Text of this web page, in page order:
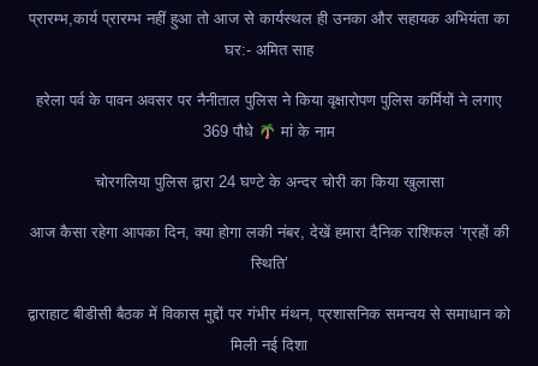
प्रारम्भ,कार्य प्रारम्भ नहीं हुआ तो आज से कार्यस्थल ही उनका और सहायक अभियंता का
घर:- अमित साह
हरेला पर्व के पावन अवसर पर नैनीताल पुलिस ने किया वृक्षारोपण पुलिस कर्मियों ने लगाए
369 पौधे
मां के नाम
चोरगलिया पुलिस द्वारा 24 घण्टे के अन्दर चोरी का किया खुलासा
आज कैसा रहेगा आपका दिन, क्या होगा लकी नंबर, देखें हमारा दैनिक राशिफल ‘ग्रहों की
स्थिति’
द्वाराहाट बीडीसी बैठक में विकास मुद्दों पर गंभीर मंथन, प्रशासनिक समन्वय से समाधान को
मिली नई दिशा